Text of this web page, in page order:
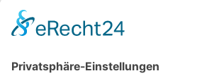
Schmierung-Lube
Fette-Pasten
Alkoholhaltige Reiniger